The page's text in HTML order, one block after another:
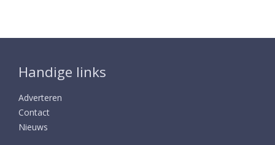
Handige links
Adverteren
Contact
Nieuws